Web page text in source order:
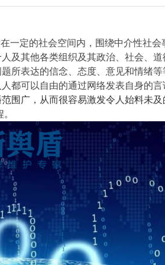
一定的社会空间内，围绕中介性社
及其他各类组织及其政治、社会、
所表达的信念、态度、意见和情绪等
都可以自由的通过网络发表自身的
围广， 从而很容易激发令人始料未及
。